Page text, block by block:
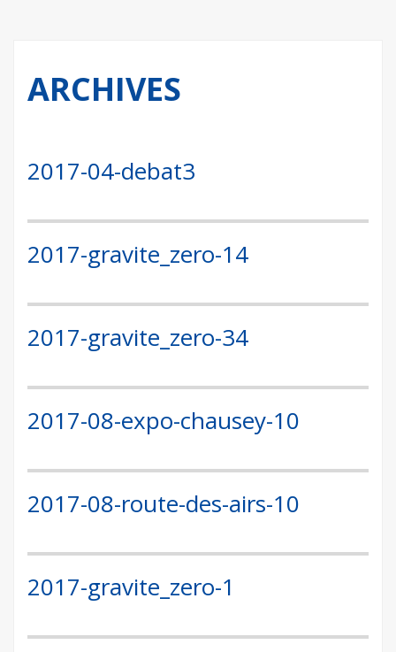
ARCHIVES
2017-04-debat3
2017-gravite_zero-14
2017-gravite_zero-34
2017-08-expo-chausey-10
2017-08-route-des-airs-10
2017-gravite_zero-1